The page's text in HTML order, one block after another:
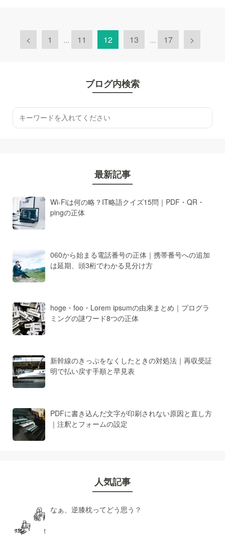
< 1 ... 11 12 13 ... 17 >
ブログ内検索
最新記事
Wi-Fiは何の略？IT略語クイズ15問｜PDF・QR・
pingの正体
060から始まる電話番号の正体｜携帯番号への追加
は延期、頭3桁でわかる見分け方
hoge・foo・Lorem ipsumの由来まとめ｜プログラ
ミングの謎ワード8つの正体
新幹線のきっぷをなくしたときの対処法｜再収受証
明で払い戻す手順と早見表
PDFに書き込んだ文字が印刷されない原因と直し方
｜注釈とフォームの設定
人気記事
なぁ、逆膝枕ってどう思う？